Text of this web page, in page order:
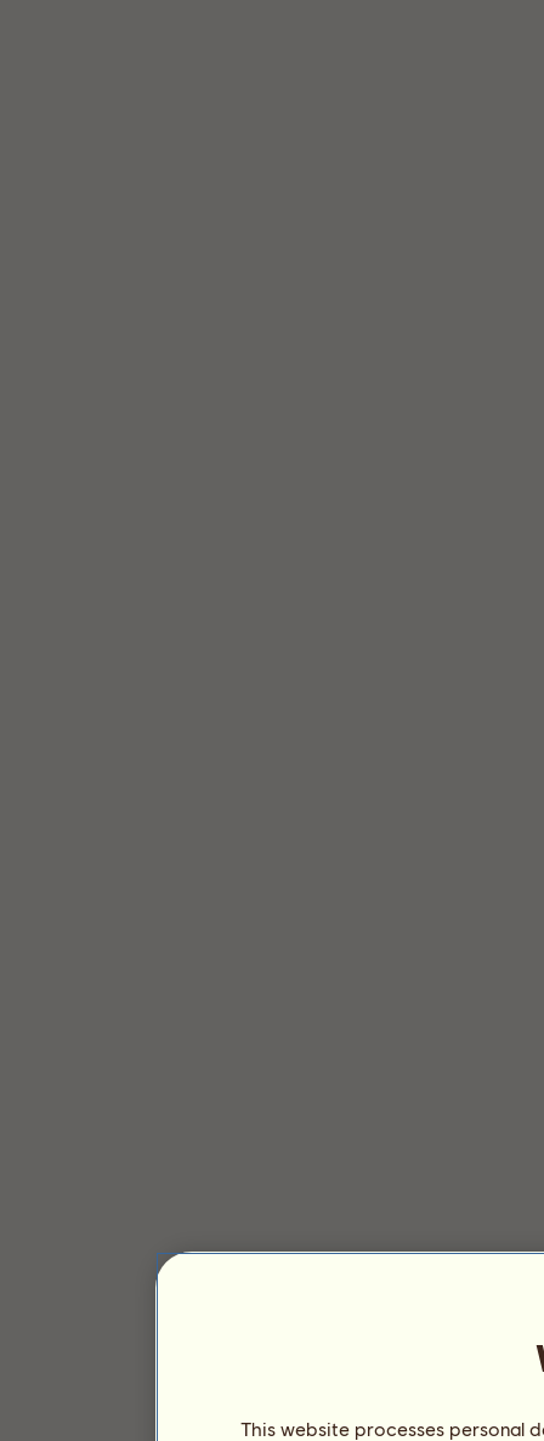
This website processes personal